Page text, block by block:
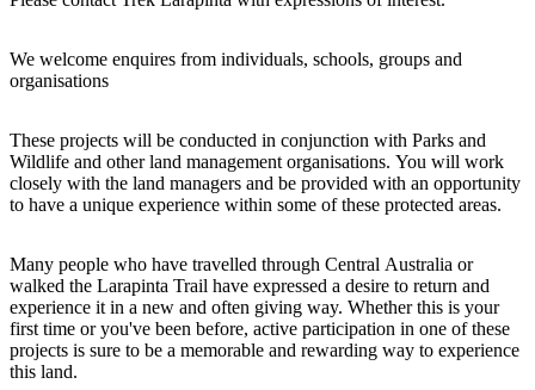
ッ
ア
ウ
ト
ア
地
ア
ク
テ
ィ
ビ
テ
ィ
地
た
い
こ
情
報
計
画
ツ
ル
We welcome enquires from individuals, schools, groups and
organisations
These projects will be conducted in conjunction with Parks and
Wildlife and other land management organisations. You will work
closely with the land managers and be provided with an opportunity
to have a unique experience within some of these protected areas.
Many people who have travelled through Central Australia or
walked the Larapinta Trail have expressed a desire to return and
experience it in a new and often giving way. Whether this is your
first time or you've been before, active participation in one of these
projects is sure to be a memorable and rewarding way to experience
this land.